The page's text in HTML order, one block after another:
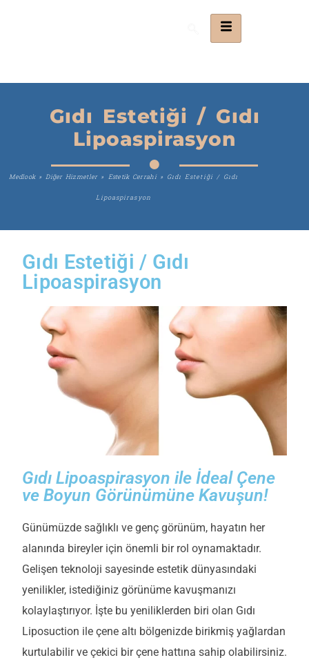
Gıdı Estetiği / Gıdı
Lipoaspirasyon
Medlook» Diğer Hizmetler» Estetik Cerrahi» Gıdı Estetiği / Gıdı
Lipoaspirasyon
Gıdı Estetiği / Gıdı
Lipoaspirasyon
Gıdı Lipoaspirasyon ile İdeal Çene
ve Boyun Görünümüne Kavuşun!
Günümüzde sağlıklı ve genç görünüm, hayatın her
alanında bireyler için önemli bir rol oynamaktadır.
Gelişen teknoloji sayesinde estetik dünyasındaki
yenilikler, istediğiniz görünüme kavuşmanızı
kolaylaştırıyor. İşte bu yeniliklerden biri olan Gıdı
Liposuction ile çene altı bölgenizde birikmiş yağlardan
kurtulabilir ve çekici bir çene hattına sahip olabilirsiniz.